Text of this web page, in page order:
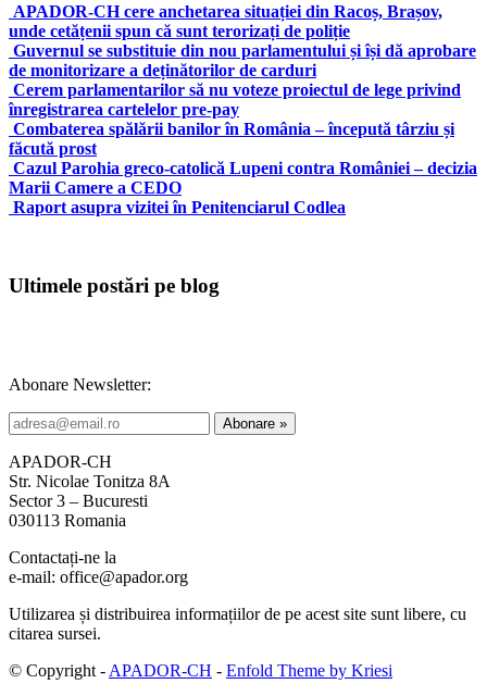
APADOR-CH cere anchetarea situației din Racoș, Brașov,
unde cetățenii spun că sunt terorizați de poliție
Guvernul se substituie din nou parlamentului și își dă aprobare
de monitorizare a deținătorilor de carduri
Cerem parlamentarilor să nu voteze proiectul de lege privind
înregistrarea cartelelor pre-pay
Combaterea spălării banilor în România – începută târziu și
făcută prost
Cazul Parohia greco-catolică Lupeni contra României – decizia
Marii Camere a CEDO
Raport asupra vizitei în Penitenciarul Codlea
Ultimele postări pe blog
Abonare Newsletter:
APADOR-CH
Str. Nicolae Tonitza 8A
Sector 3 – Bucuresti
030113 Romania
Contactați-ne la
e-mail: office@apador.org
Utilizarea și distribuirea informațiilor de pe acest site sunt libere, cu
citarea sursei.
© Copyright - APADOR-CH - Enfold Theme by Kriesi